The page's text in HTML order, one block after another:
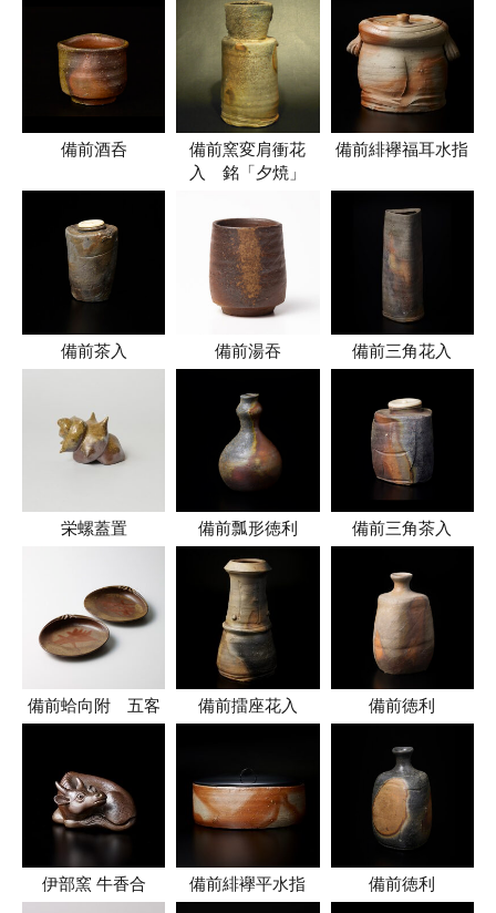
備前酒呑
備前窯変肩衝花
入 銘「夕焼」
備前緋襷福耳水指
備前茶入 備前湯吞 備前三角花入
栄螺蓋置 備前瓢形徳利 備前三角茶入
備前蛤向附 五客 備前擂座花入 備前徳利
伊部窯 牛香合 備前緋襷平水指 備前徳利